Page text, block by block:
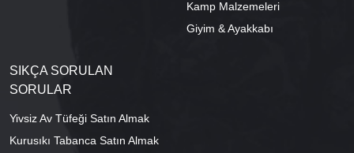
Kamp Malzemeleri
Giyim & Ayakkabı
SIKÇA SORULAN
SORULAR
Yivsiz Av Tüfeği Satın Almak
Kurusıkı Tabanca Satın Almak